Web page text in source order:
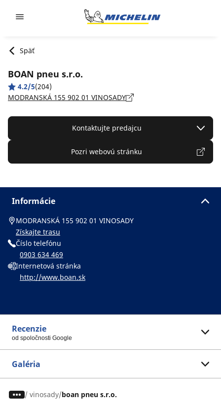
Späť
BOAN pneu s.r.o.
4.2/5(204)
MODRANSKÁ 155 902 01 VINOSADY
Kontaktujte predajcu
Pozri webovú stránku
Informácie
MODRANSKÁ 155 902 01 VINOSADY
Získajte trasu
Číslo telefónu
0903 634 469
Internetová stránka
http://www.boan.sk
Recenzie
od spoločnosti Google
Galéria
/ vinosady boan pneu s.r.o.